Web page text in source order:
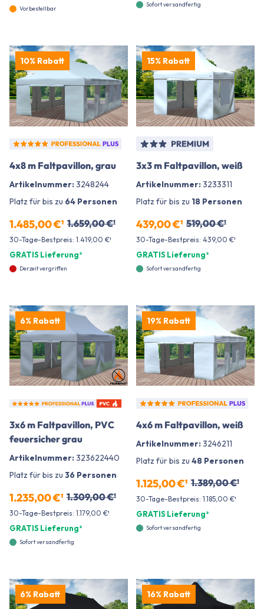
Vorbestellbar
Sofort versandfertig
10% Rabatt
4x8 m Faltpavillon, grau
Artikelnummer:3248244
Platz für bis zu 64 Personen
1.485,00 €¹ 1.659,00 €¹
30-Tage-Bestpreis: 1.419,00 €¹
GRATIS Lieferung²
Derzeit vergriffen
15% Rabatt
3x3 m Faltpavillon, weiß
Artikelnummer:3233311
Platz für bis zu 18 Personen
439,00 €¹ 519,00 €¹
30-Tage-Bestpreis: 439,00 €¹
GRATIS Lieferung²
Sofort versandfertig
6% Rabatt
3x6 m Faltpavillon, PVC
feuersicher grau
Artikelnummer:323622440
Platz für bis zu 36 Personen
1.235,00 €¹ 1.309,00 €¹
30-Tage-Bestpreis: 1.179,00 €¹
GRATIS Lieferung²
Sofort versandfertig
19% Rabatt
4x6 m Faltpavillon, weiß
Artikelnummer:3246211
Platz für bis zu 48 Personen
1.125,00 €¹ 1.389,00 €¹
30-Tage-Bestpreis: 1.185,00 €¹
GRATIS Lieferung²
Sofort versandfertig
6% Rabatt 16% Rabatt